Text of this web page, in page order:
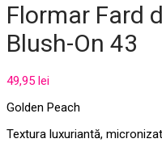
Flormar Fard
Blush-On 43
49,95 lei
Golden Peach
Textura luxuriantă,